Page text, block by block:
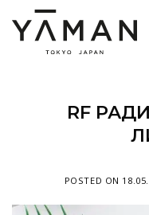
RF
POSTED ON